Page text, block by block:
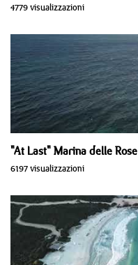
4779 visualizzazioni
"At Last" Marina delle Rose
6197 visualizzazioni